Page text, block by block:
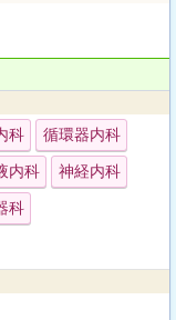
科 循環器内科
内科 神経内科
科